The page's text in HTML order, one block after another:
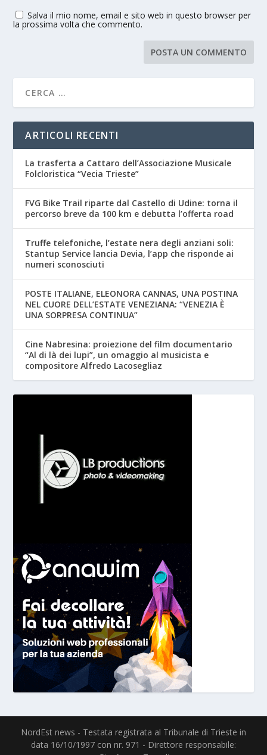
Salva il mio nome, email e sito web in questo browser per
la prossima volta che commento.
ARTICOLI RECENTI
La trasferta a Cattaro dell’Associazione Musicale
Folcloristica “Vecia Trieste”
FVG Bike Trail riparte dal Castello di Udine: torna il
percorso breve da 100 km e debutta l’offerta road
Truffe telefoniche, l’estate nera degli anziani soli:
Stantup Service lancia Devia, l’app che risponde ai
numeri sconosciuti
POSTE ITALIANE, ELEONORA CANNAS, UNA POSTINA
NEL CUORE DELL’ESTATE VENEZIANA: “VENEZIA È
UNA SORPRESA CONTINUA”
Cine Nabresina: proiezione del film documentario
“Al di là dei lupi”, un omaggio al musicista e
compositore Alfredo Lacosegliaz
NordEst news - Testata registrata al Tribunale di Trieste in
data 16/10/1997 con nr. 971 - Direttore responsabile: